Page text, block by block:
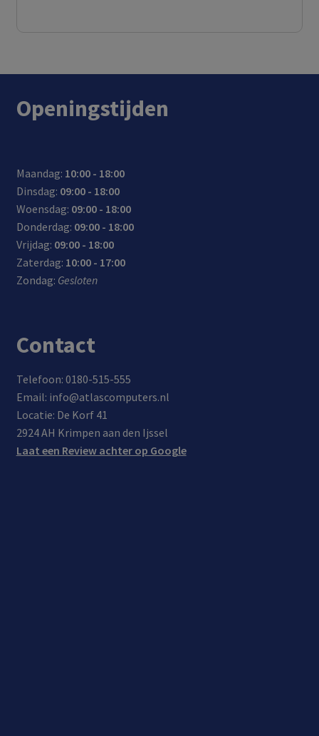
Openingstijden
Maandag: 10:00 - 18:00
Dinsdag: 09:00 - 18:00
Woensdag: 09:00 - 18:00
Donderdag: 09:00 - 18:00
Vrijdag: 09:00 - 18:00
Zaterdag: 10:00 - 17:00
Zondag: Gesloten
Contact
Telefoon: 0180-515-555
Email: info@atlascomputers.nl
Locatie: De Korf 41
2924 AH Krimpen aan den Ijssel
Laat een Review achter op Google